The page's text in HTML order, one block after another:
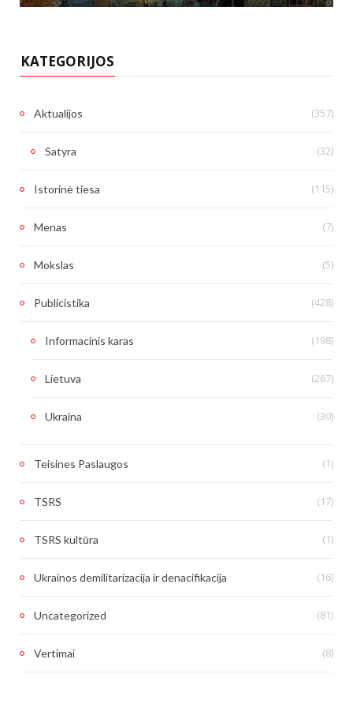
KATEGORIJOS
Aktualijos (357)
Satyra (32)
Istorinė tiesa (115)
Menas (7)
Mokslas (5)
Publicistika (428)
Informacinis karas (198)
Lietuva (267)
Ukraina (30)
Teisines Paslaugos (1)
TSRS (17)
TSRS kultūra (1)
Ukrainos demilitarizacija ir denacifikacija (16)
Uncategorized (81)
Vertimai (8)